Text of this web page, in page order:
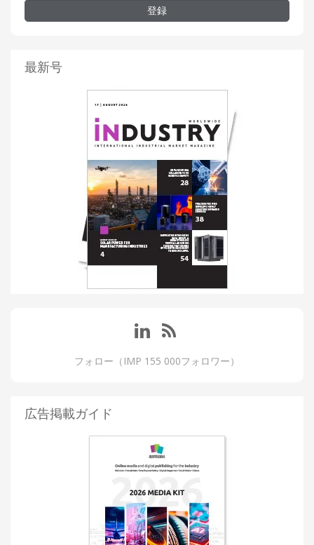
登録
最新号
フォロー（IMP 155 000フォロワー）
広告掲載ガイド